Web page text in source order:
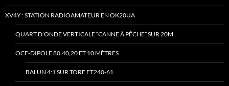
XV4Y : STATION RADIOAMATEUR EN OK20UA
QUART D’ONDE VERTICALE “CANNE À PÊCHE” SUR 20M
OCF-DIPOLE 80,40,20 ET 10 MÈTRES
BALUN 4:1 SUR TORE FT240-61